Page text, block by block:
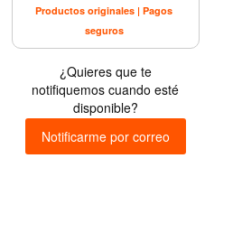
Productos originales | Pagos
seguros
¿Quieres que te
notifiquemos cuando esté
disponible?
Notificarme por correo